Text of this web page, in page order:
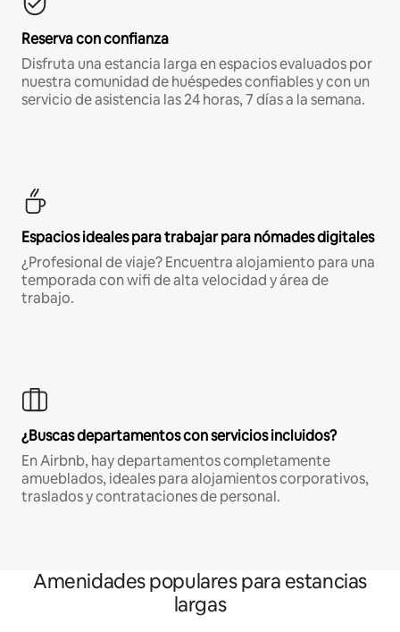
Reserva con confianza
Disfruta una estancia larga en espacios evaluados por
nuestra comunidad de huéspedes confiables y con un
servicio de asistencia las 24 horas, 7 días a la semana.
Espacios ideales para trabajar para nómades digitales
¿Profesional de viaje? Encuentra alojamiento para una
temporada con wifi de alta velocidad y área de
trabajo.
¿Buscas departamentos con servicios incluidos?
En Airbnb, hay departamentos completamente
amueblados, ideales para alojamientos corporativos,
traslados y contrataciones de personal.
Amenidades populares para estancias
largas